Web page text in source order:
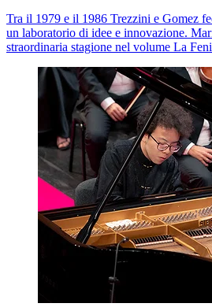
Tra il 1979 e il 1986 Trezzini e Gomez
un laboratorio di idee e innovazione.
straordinaria stagione nel volume La